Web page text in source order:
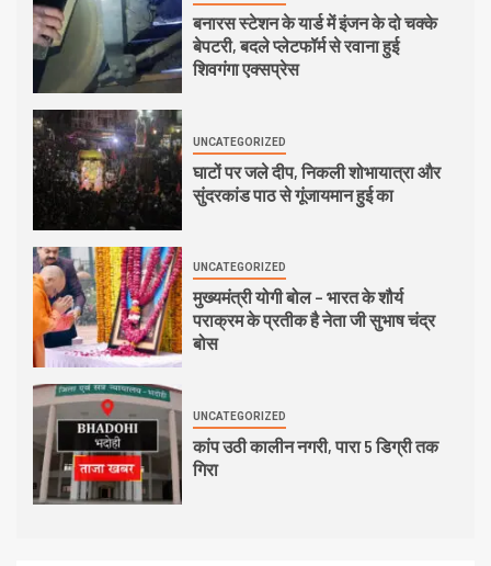
बनारस स्टेशन के यार्ड में इंजन के दो चक्के
बेपटरी, बदले प्लेटफॉर्म से रवाना हुई
शिवगंगा एक्सप्रेस
UNCATEGORIZED
घाटों पर जले दीप, निकली शोभायात्रा और
सुंदरकांड पाठ से गूंजायमान हुई का
UNCATEGORIZED
मुख्यमंत्री योगी बोल – भारत के शौर्य
पराक्रम के प्रतीक है नेता जी सुभाष चंद्र
बोस
UNCATEGORIZED
कांप उठी कालीन नगरी, पारा 5 डिग्री तक
गिरा